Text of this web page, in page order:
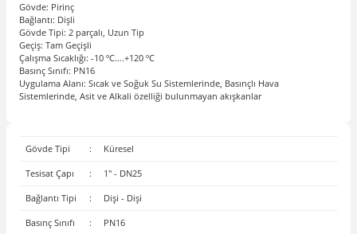
Gövde: Pirinç
Bağlantı: Dişli
Gövde Tipi: 2 parçalı, Uzun Tip
Geçiş: Tam Geçişli
Çalışma Sıcaklığı: -10 ºC….+120 ºC
Basınç Sınıfı: PN16
Uygulama Alanı: Sıcak ve Soğuk Su Sistemlerinde, Basınçlı Hava
Sistemlerinde, Asit ve Alkali özelliği bulunmayan akışkanlar
Gövde Tipi : Küresel
Tesisat Çapı : 1'' - DN25
Bağlantı Tipi : Dişi - Dişi
Basınç Sınıfı : PN16